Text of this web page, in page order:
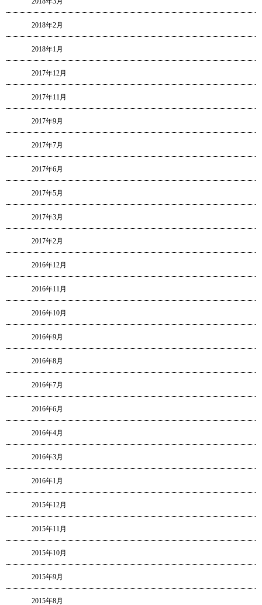
2018年2月
2018年1月
2017年12月
2017年11月
2017年9月
2017年7月
2017年6月
2017年5月
2017年3月
2017年2月
2016年12月
2016年11月
2016年10月
2016年9月
2016年8月
2016年7月
2016年6月
2016年4月
2016年3月
2016年1月
2015年12月
2015年11月
2015年10月
2015年9月
2015年8月